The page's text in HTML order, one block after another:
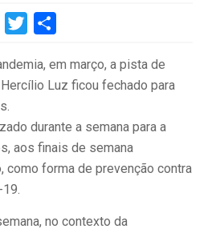
WhatsApp
Twitter
em março, a pista de
Luz ficou fechado para
durante a semana para a
aos finais de semana
como forma de prevenção contra
no contexto da